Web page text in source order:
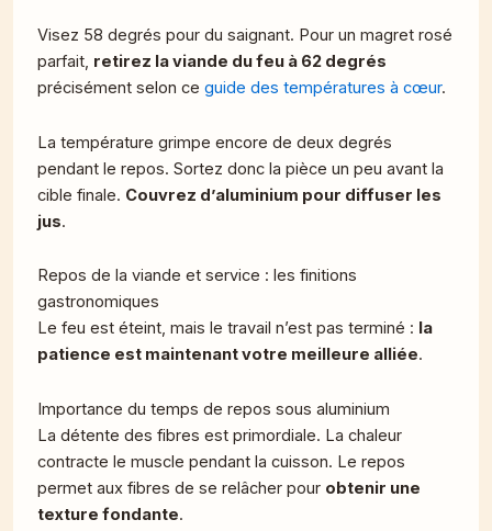
Visez 58 degrés pour du saignant. Pour un magret rosé
parfait, retirez la viande du feu à 62 degrés
précisément selon ce guide des températures à cœur.
La température grimpe encore de deux degrés
pendant le repos. Sortez donc la pièce un peu avant la
cible finale. Couvrez d’aluminium pour diffuser les
jus.
Repos de la viande et service : les finitions
gastronomiques
Le feu est éteint, mais le travail n’est pas terminé : la
patience est maintenant votre meilleure alliée.
Importance du temps de repos sous aluminium
La détente des fibres est primordiale. La chaleur
contracte le muscle pendant la cuisson. Le repos
permet aux fibres de se relâcher pour obtenir une
texture fondante.